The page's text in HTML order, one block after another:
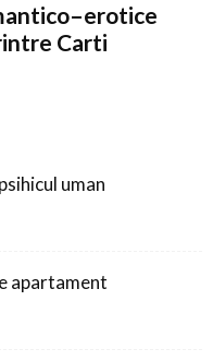
Carti
uman
apartament